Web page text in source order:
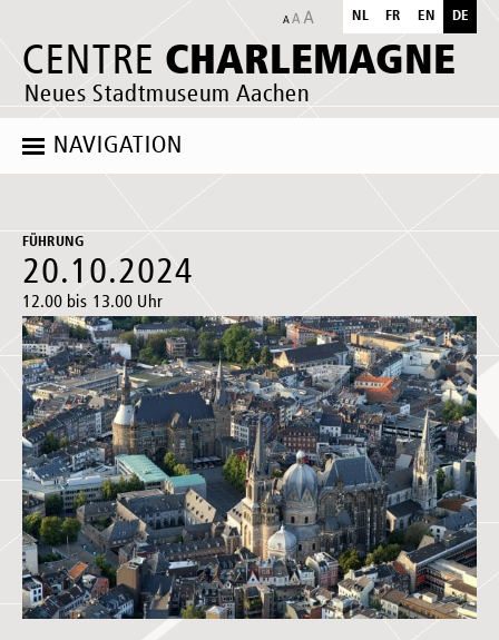
CENTRE CHARLEMAGNE
Neues Stadtmuseum Aachen
NL FR EN DE
NAVIGATION
FÜHRUNG
20.10.2024
12.00 bis 13.00 Uhr